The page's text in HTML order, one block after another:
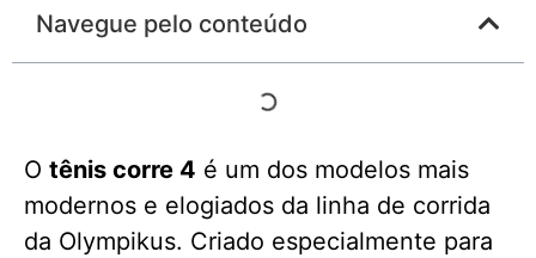
Navegue pelo conteúdo
O tênis corre 4 é um dos modelos mais
modernos e elogiados da linha de corrida
da Olympikus. Criado especialmente para